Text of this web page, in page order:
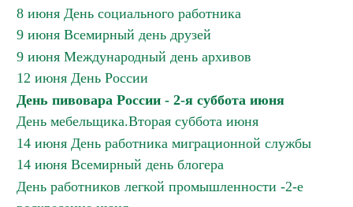
8 июня День социального работника
9 июня Всемирный день друзей
9 июня Международный день архивов
12 июня День России
День пивовара России - 2-я суббота июня
День мебельщика.Вторая суббота июня
14 июня День работника миграционной службы
14 июня Всемирный день блогера
День работников легкой промышленности -2-е